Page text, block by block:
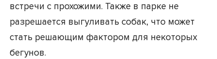
встречи с прохожими. Также в парке не
разрешается выгуливать собак, что может
стать решающим фактором для некоторых
бегунов.